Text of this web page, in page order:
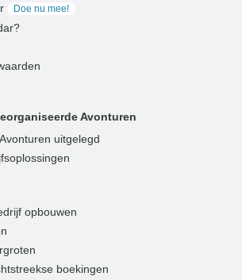
Doe nu mee!
Avonturen
uitgelegd
opbouwen
boekingen